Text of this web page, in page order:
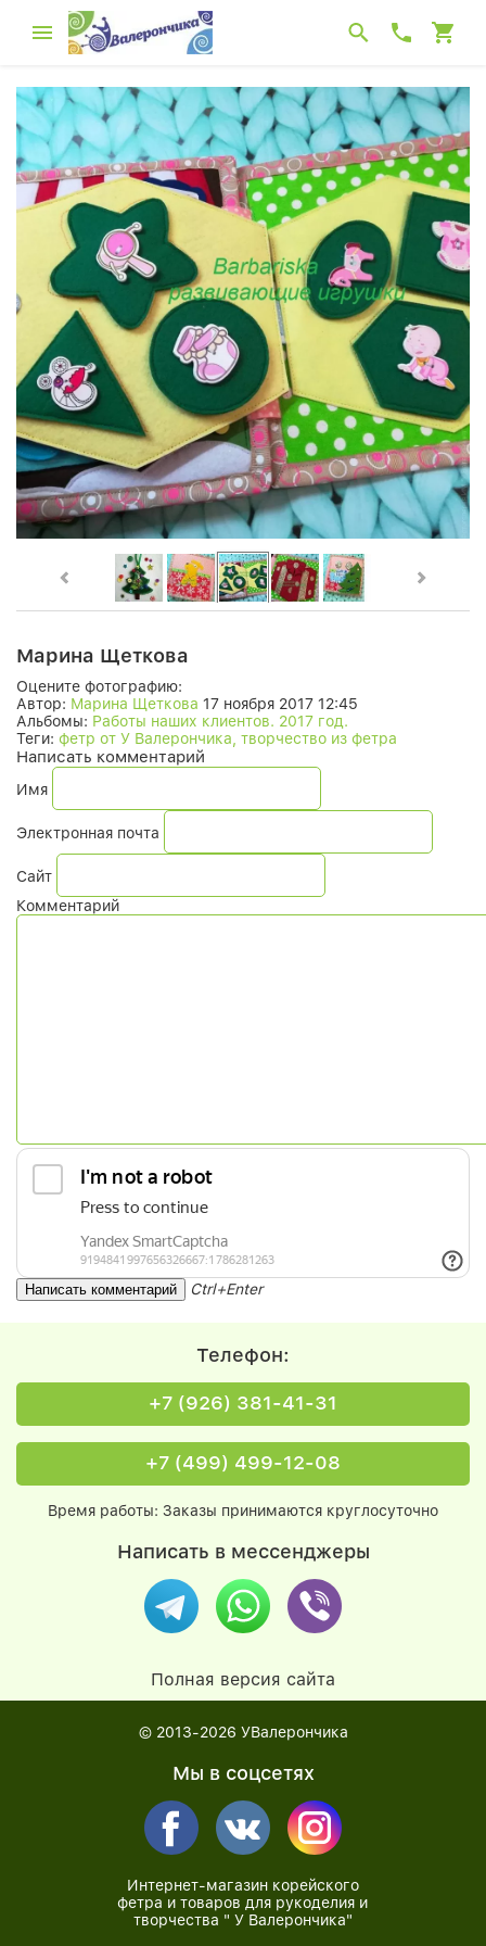
Марина Щеткова
Оцените фотографию:
Автор: Марина Щеткова 17 ноября 2017 12:45
Альбомы: Работы наших клиентов. 2017 год.
Теги: фетр от У Валерончика, творчество из фетра
Написать комментарий
Имя
Электронная почта
Сайт
Комментарий
Ctrl+Enter
Телефон:
+7 (926) 381-41-31
+7 (499) 499-12-08
Время работы: Заказы принимаются круглосуточно
Написать в мессенджеры
Полная версия сайта
© 2013-2026 УВалерончика
Мы в соцсетях
Интернет-магазин корейского
фетра и товаров для рукоделия и
творчества " У Валерончика"